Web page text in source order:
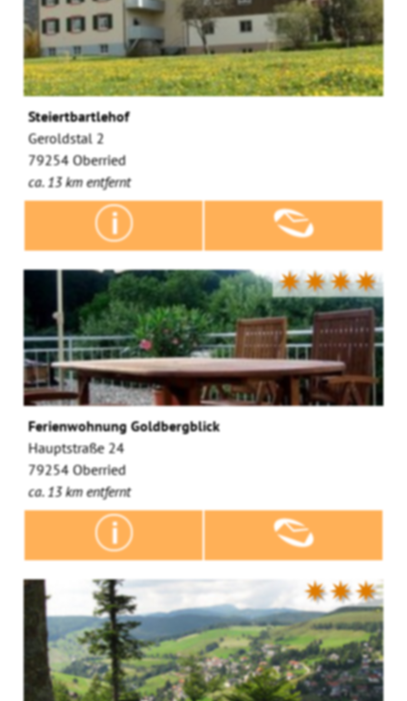
Steiertbartlehof
Geroldstal 2
79254 Oberried
ca. 13 km entfernt
✷✷✷✷
Ferienwohnung Goldbergblick
Hauptstraße 24
79254 Oberried
ca. 13 km entfernt
✷✷✷